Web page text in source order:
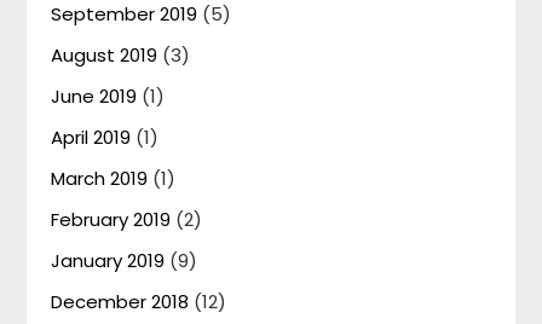
September 2019 (5)
August 2019 (3)
June 2019 (1)
April 2019 (1)
March 2019 (1)
February 2019 (2)
January 2019 (9)
December 2018 (12)